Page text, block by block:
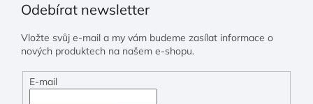
Odebírat newsletter
Vložte svůj e-mail a my vám budeme zasílat informace o
nových produktech na našem e-shopu.
E-mail